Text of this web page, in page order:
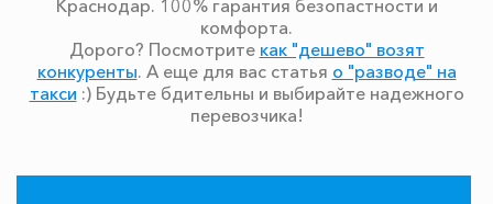
Краснодар. 100% гарантия безопастности и
комфорта.
Дорого? Посмотрите как "дешево" возят
конкуренты. А еще для вас статья о "разводе" на
такси :) Будьте бдительны и выбирайте надежного
перевозчика!